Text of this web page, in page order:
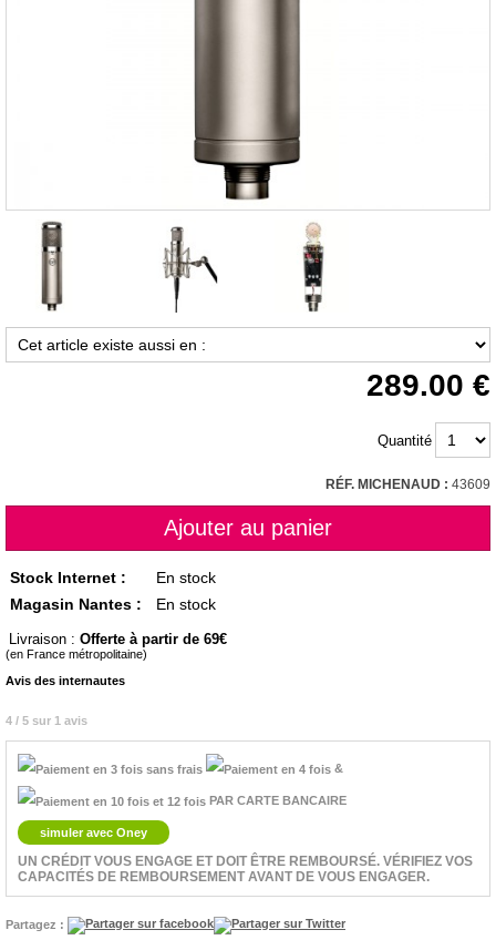
289.00
Quantité
RÉF. MICHENAUD : 43609
Stock Internet :
En stock
Magasin Nantes :
En stock
Livraison : Offerte à partir de 69
(en France métropolitaine)
Avis des internautes
4 / 5 sur 1 avis
&
PAR CARTE BANCAIRE
simuler avec Oney
UN CRÉDIT VOUS ENGAGE ET DOIT ÊTRE REMBOURSÉ. VÉRIFIEZ VOS
CAPACITÉS DE REMBOURSEMENT AVANT DE VOUS ENGAGER.
Partagez :